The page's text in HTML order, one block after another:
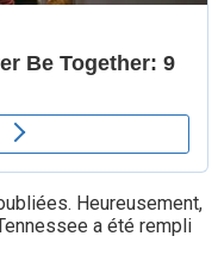
Heureusement,
a été rempli